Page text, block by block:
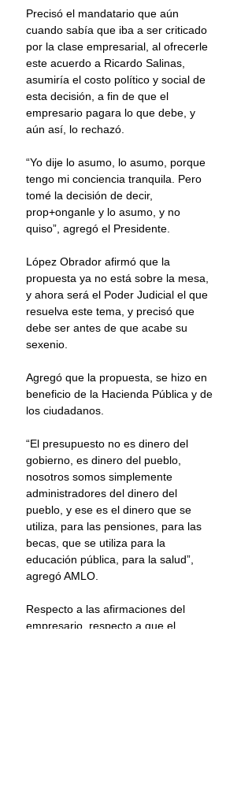
Precisó el mandatario que aún
cuando sabía que iba a ser criticado
por la clase empresarial, al ofrecerle
este acuerdo a Ricardo Salinas,
asumiría el costo político y social de
esta decisión, a fin de que el
empresario pagara lo que debe, y
aún así, lo rechazó.
“Yo dije lo asumo, lo asumo, porque
tengo mi conciencia tranquila. Pero
tomé la decisión de decir,
prop+onganle y lo asumo, y no
quiso”, agregó el Presidente.
López Obrador afirmó que la
propuesta ya no está sobre la mesa,
y ahora será el Poder Judicial el que
resuelva este tema, y precisó que
debe ser antes de que acabe su
sexenio.
Agregó que la propuesta, se hizo en
beneficio de la Hacienda Pública y de
los ciudadanos.
“El presupuesto no es dinero del
gobierno, es dinero del pueblo,
nosotros somos simplemente
administradores del dinero del
pueblo, y ese es el dinero que se
utiliza, para las pensiones, para las
becas, que se utiliza para la
educación pública, para la salud”,
agregó AMLO.
Respecto a las afirmaciones del
empresario, respecto a que el